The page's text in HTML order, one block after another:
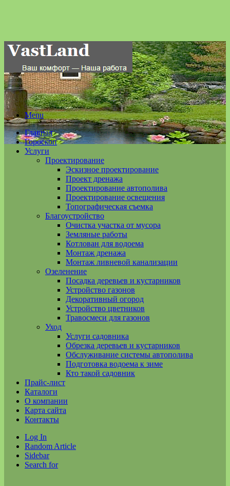
Menu
Главная
Гороскоп
Услуги
Проектирование
Эскизное проектирование
Проект дренажа
Проектирование автополива
Проектирование освещения
Топографическая съемка
Благоустройство
Очистка участка от мусора
Земляные работы
Котлован для водоема
Монтаж дренажа
Монтаж ливневой канализации
Озеленение
Посадка деревьев и кустарников
Устройство газонов
Декоративный огород
Устройство цветников
Травосмеси для газонов
Уход
Услуги садовника
Обрезка деревьев и кустарников
Обслуживание системы автополива
Подготовка водоема к зиме
Кто такой садовник
Прайс-лист
Каталоги
О компании
Карта сайта
Контакты
Log In
Random Article
Sidebar
Search for